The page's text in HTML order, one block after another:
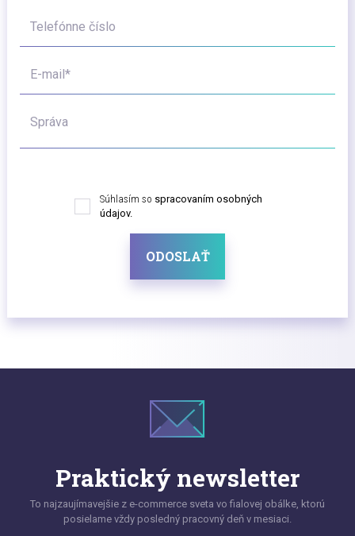
Telefónne číslo
E-mail*
Správa
Súhlasím so spracovaním osobných
údajov.
ODOSLAŤ
Praktický newsletter
To najzaujímavejšie z e-commerce sveta vo fialovej obálke, ktorú
posielame vždy posledný pracovný deň v mesiaci.